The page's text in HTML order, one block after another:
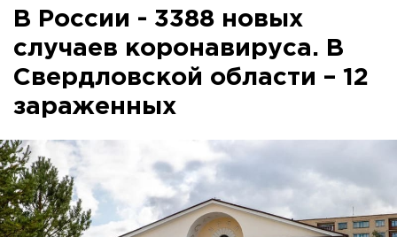
В России - 3388 новых
случаев коронавируса. В
Свердловской области – 12
зараженных